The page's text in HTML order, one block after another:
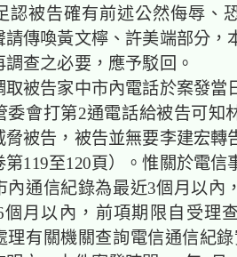
認被告確有前述公然侮辱、
請傳喚黃文檸、許美端部分，
調查之必要，應予駁回。
被告家中市內電話於案發當
委會打第2通電話給被告可知
脅被告，被告並無要李建宏轉
119至120頁）。惟關於電信
內通信紀錄為最近3個月以內
月以內，前項期限自受理
理有關機關查詢電信通信紀